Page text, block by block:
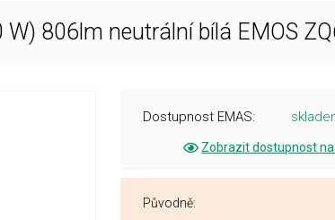
806lm neutrální bílá EMOS
Dostupnost EMAS:
Zobrazit dostupnost
Původně: